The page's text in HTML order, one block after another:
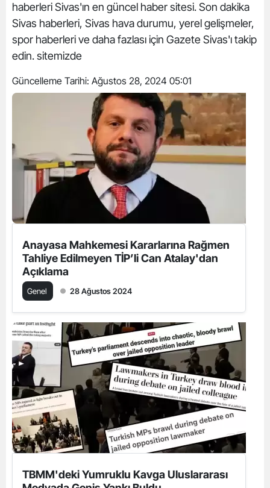
haberleri Sivas'ın en güncel haber sitesi. Son dakika
Sivas haberleri, Sivas hava durumu, yerel gelişmeler,
spor haberleri ve daha fazlası için Gazete Sivas'ı takip
edin. sitemizde
Güncelleme Tarihi: Ağustos 28, 2024 05:01
Anayasa Mahkemesi Kararlarına Rağmen
Tahliye Edilmeyen TİP’li Can Atalay'dan
Açıklama
Genel 28 Ağustos 2024
TBMM'deki Yumruklu Kavga Uluslararası